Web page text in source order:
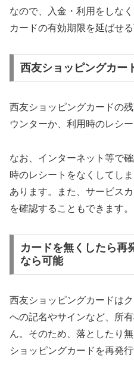
なので、入金・利用をしな
カードの有効期限を延ばせ
西友ショッピングカー
西友ショッピングカードの
ウンターか、利用時のレシ
なお、インターネット等で
時のレシートをなくしてし
あります。また、サービス
を確認することもできます。
カードを無くしたら再
なら可能
西友ショッピングカードは
への記名やサインなど、所
ん。そのため、落としたり
ショッピングカードを再発